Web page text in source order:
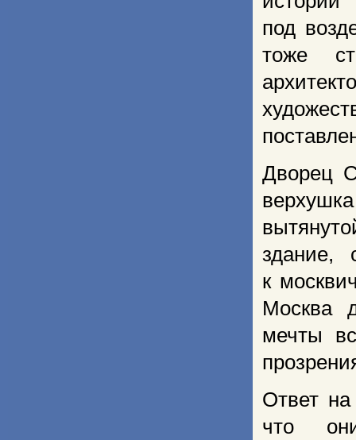
под
тоже
Дворец
здание,
к
Мос­ква
мечты
Ответ
что